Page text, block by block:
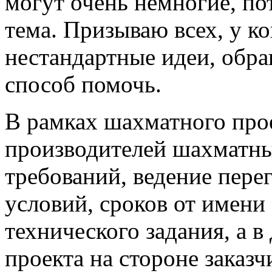
тема. Призываю всех, у
нестандартные идеи,
способ помочь.
В рамках шахматного
производителей
требований, ведение
условий, сроков от имени
технического задания, а
проекта на стороне